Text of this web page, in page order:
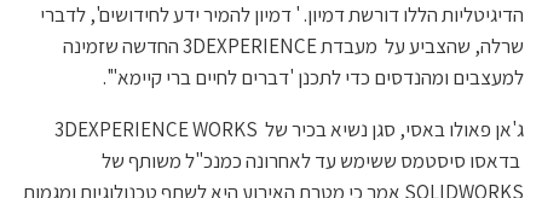
הדיגיטליות הללו דורשת דמיון. ' דמיון להמיר ידע לחידושים', לדברי
שרלה, שהצביע על מעבדת 3DEXPERIENCE החדשה שזמינה
למעצבים ומהנדסים כדי לתכנן 'דברים לחיים ברי קיימא"'.
ג'אן פאולו באסי, סגן נשיא בכיר של 3DEXPERIENCE WORKS
בדאסו סיסטמס ששימש עד לאחרונה כמנכ"ל משותף של
SOLIDWORKS אמר כי מטרת האירוע היא לשתף טכנולוגיות ומגמות